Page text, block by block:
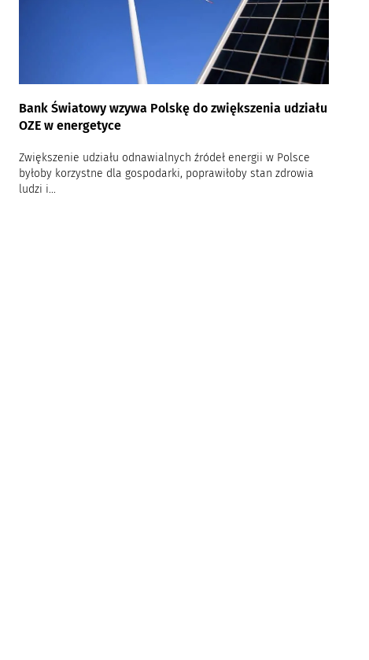
Bank Światowy wzywa Polskę do zwiększenia udziału
OZE w energetyce
Zwiększenie udziału odnawialnych źródeł energii w Polsce
byłoby korzystne dla gospodarki, poprawiłoby stan zdrowia
ludzi i...